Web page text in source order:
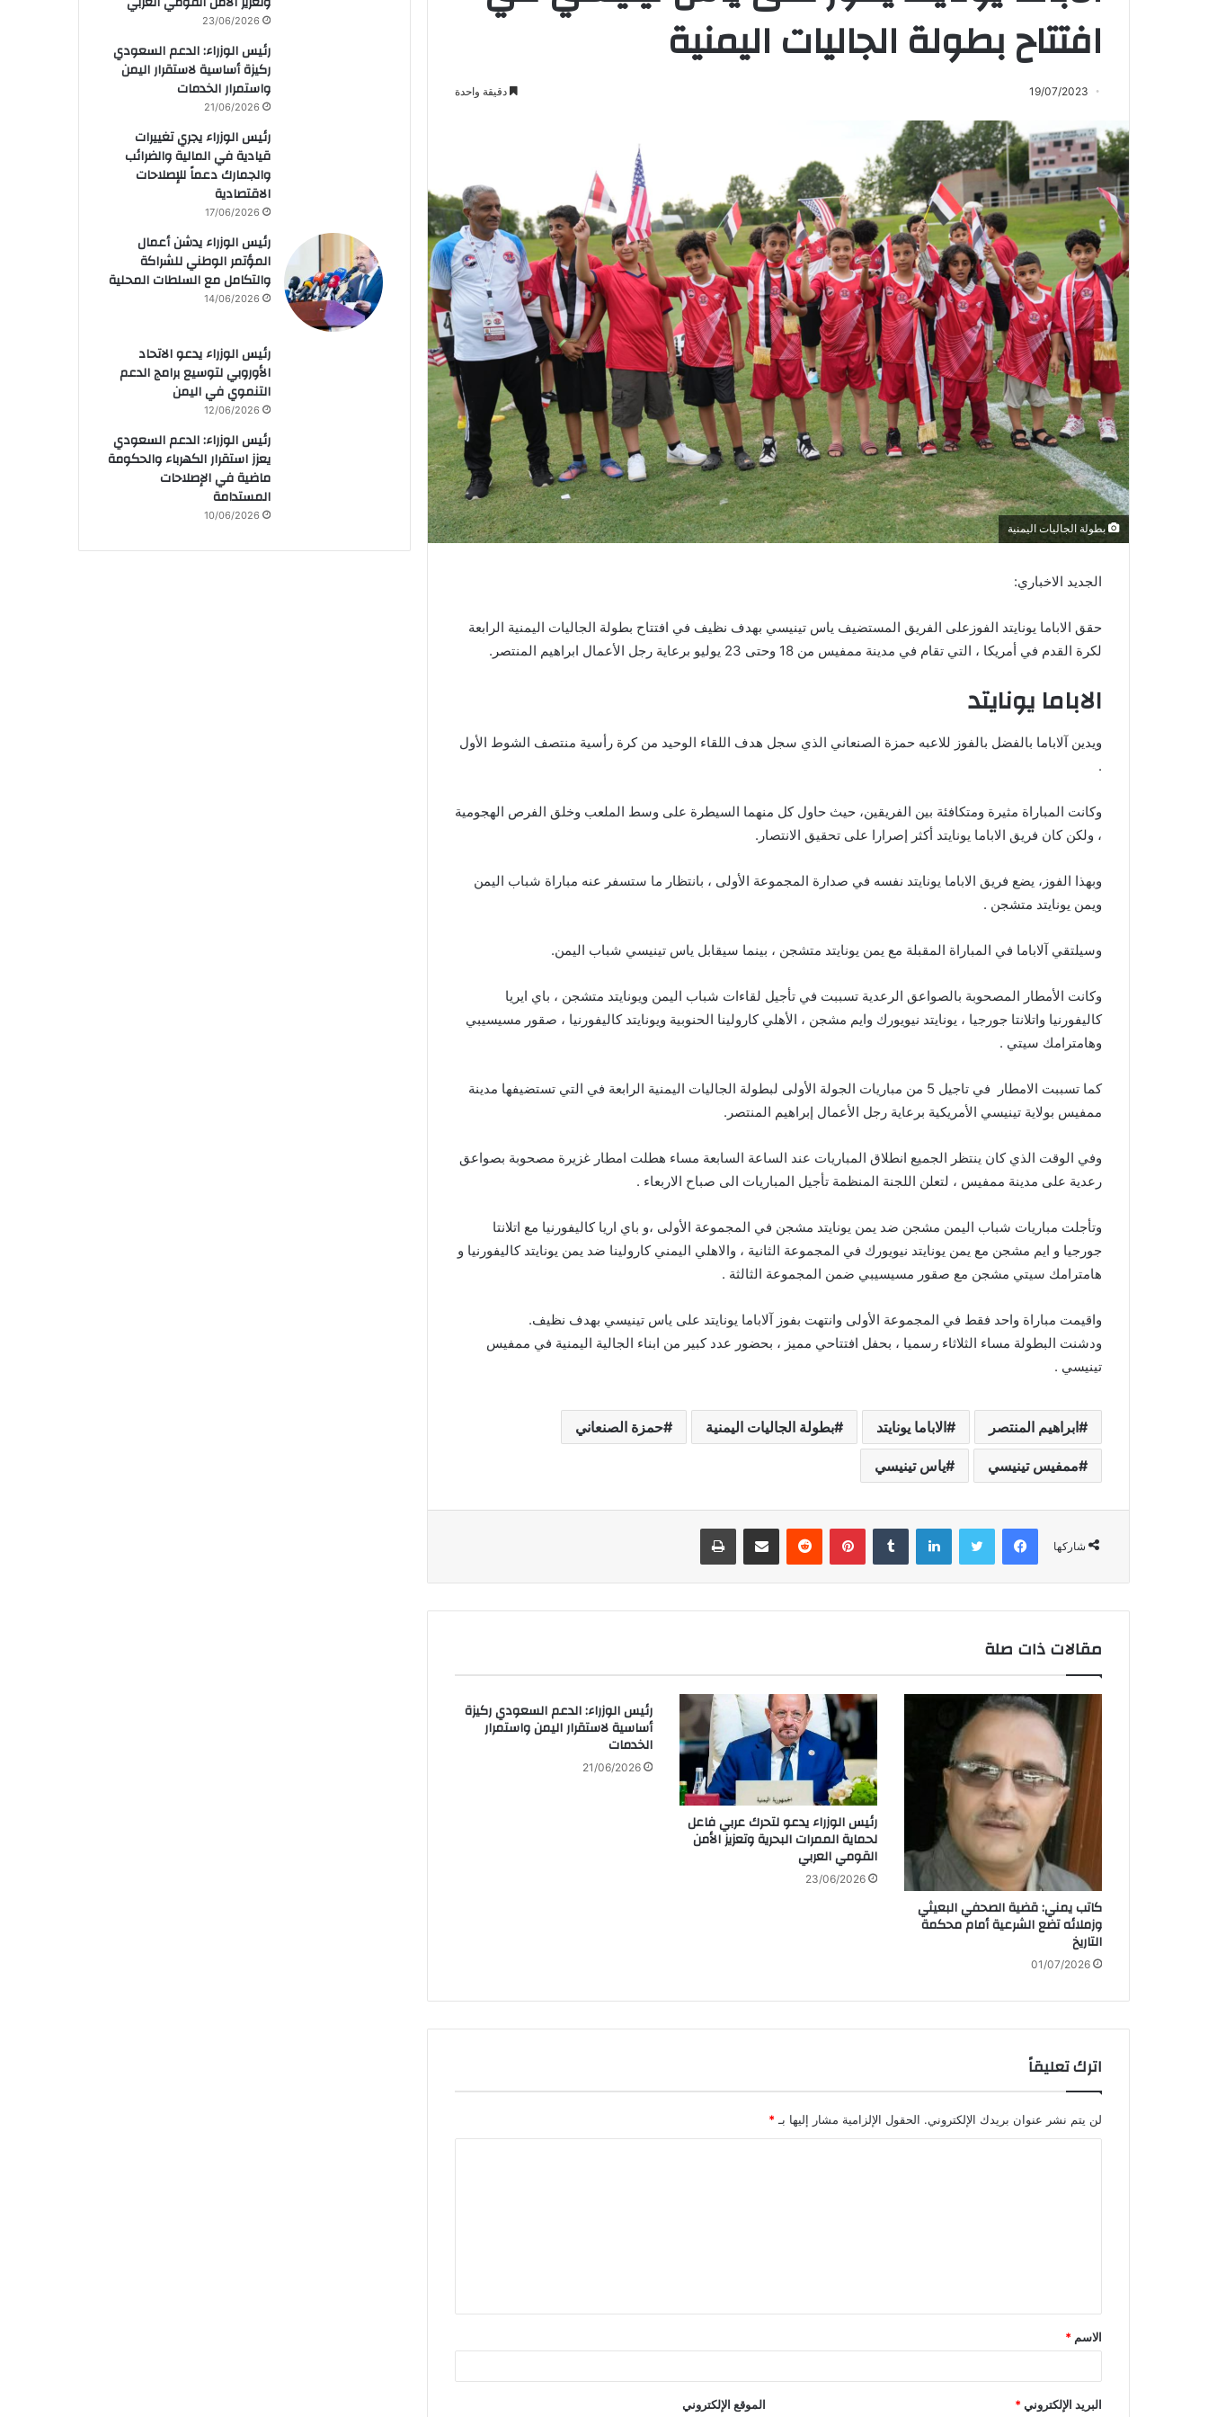
افتتاح بطولة الجاليات اليمنية
19/07/2023 دقيقة واحدة
بطولة الجاليات اليمنية
الجديد الاخباري:
حقق الاباما يونايتد الفوزعلى الفريق المستضيف ياس تينيسي بهدف نظيف في افتتاح بطولة الجاليات اليمنية الرابعة
لكرة القدم في أمريكا ، التي تقام في مدينة ممفيس من 18 وحتى 23 يوليو برعاية رجل الأعمال ابراهيم المنتصر.
الاباما يونايتد
ويدين آلاباما بالفضل بالفوز للاعبه حمزة الصنعاني الذي سجل هدف اللقاء الوحيد من كرة رأسية منتصف الشوط الأول
.
وكانت المباراة مثيرة ومتكافئة بين الفريقين، حيث حاول كل منهما السيطرة على وسط الملعب وخلق الفرص الهجومية
، ولكن كان فريق الاباما يونايتد أكثر إصرارا على تحقيق الانتصار.
وبهذا الفوز، يضع فريق الاباما يونايتد نفسه في صدارة المجموعة الأولى ، بانتظار ما ستسفر عنه مباراة شباب اليمن
ويمن يونايتد متشجن .
وسيلتقي آلاباما في المباراة المقبلة مع يمن يونايتد متشجن ، بينما سيقابل ياس تينيسي شباب اليمن.
وكانت الأمطار المصحوبة بالصواعق الرعدية تسببت في تأجيل لقاءات شباب اليمن ويونايتد متشجن ، باي ايريا
كاليفورنيا واتلانتا جورجيا ، يونايتد نيويورك وايم مشجن ، الأهلي كارولينا الحنوبية ويونايتد كاليفورنيا ، صقور مسيسيبي
وهامترامك سيتي .
كما تسببت الامطار في تاجيل 5 من مباريات الجولة الأولى لبطولة الجاليات اليمنية الرابعة في التي تستضيفها مدينة
ممفيس بولاية تينيسي الأمريكية برعاية رجل الأعمال إبراهيم المنتصر.
وفي الوقت الذي كان ينتظر الجميع انطلاق المباريات عند الساعة السابعة مساء هطلت امطار غزيرة مصحوبة بصواعق
رعدية على مدينة ممفيس ، لتعلن اللجنة المنظمة تأجيل المباريات الى صباح الاربعاء .
وتأجلت مباريات شباب اليمن مشجن ضد يمن يونايتد مشجن في المجموعة الأولى ،و باي اريا كاليفورنيا مع اتلانتا
جورجيا و ايم مشجن مع يمن يونايتد نيويورك في المجموعة الثانية ، والاهلي اليمني كارولينا ضد يمن يونايتد كاليفورنيا و
هامترامك سيتي مشجن مع صقور مسيسيبي ضمن المجموعة الثالثة .
واقيمت مباراة واحد فقط في المجموعة الأولى وانتهت بفوز آلاباما يونايتد على ياس تينيسي بهدف نظيف.
ودشنت البطولة مساء الثلاثاء رسميا ، بحفل افتتاحي مميز ، بحضور عدد كبير من ابناء الجالية اليمنية في ممفيس
تينيسي .
ابراهيم المنتصر الاباما يونايتد بطولة الجاليات اليمنية حمزة الصنعاني
ممفيس تينيسي ياس تينيسي
شاركها
فيسبوك لينكدإن بينتيريست
مقالات ذات صلة
كاتب يمني: قضية الصحفي البعيثي
وزملائه تضع الشرعية أمام محكمة
التاريخ
01/07/2026
رئيس الوزراء يدعو لتحرك عربي فاعل
لحماية الممرات البحرية وتعزيز الأمن
القومي العربي
23/06/2026
رئيس الوزراء: الدعم السعودي ركيزة
أساسية لاستقرار اليمن واستمرار
الخدمات
21/06/2026
اترك تعليقاً
لن يتم نشر عنوان بريدك الإلكتروني. الحقول الإلزامية مشار إليها بـ*
ق
*
الاسم *
البريد الإلكتروني* الموقع الإلكتروني
23/06/2026
رئيس الوزراء: الدعم السعودي
ركيزة أساسية لاستقرار اليمن
واستمرار الخدمات
21/06/2026
رئيس الوزراء يجري تغييرات
قيادية في المالية والضرائب
والجمارك دعماً للإصلاحات
الاقتصادية
17/06/2026
رئيس الوزراء يدشن أعمال
المؤتمر الوطني للشراكة
والتكامل مع السلطات المحلية
14/06/2026
رئيس الوزراء يدعو الاتحاد
الأوروبي لتوسيع برامج الدعم
التنموي في اليمن
12/06/2026
رئيس الوزراء: الدعم السعودي
يعزز استقرار الكهرباء والحكومة
ماضية في الإصلاحات
المستدامة
10/06/2026